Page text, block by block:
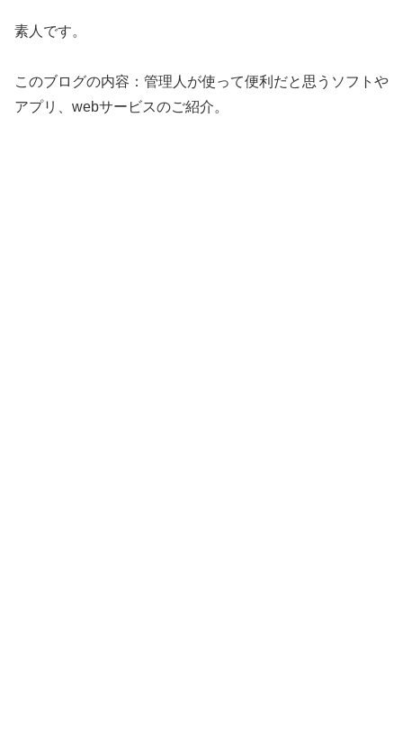
素人です。
このブログの内容：管理人が使って便利だと思うソフトや
アプリ、webサービスのご紹介。